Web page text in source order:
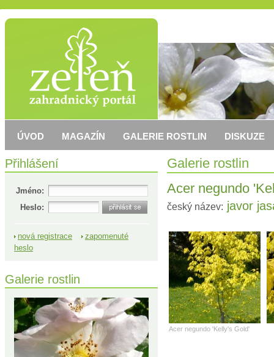
Galerie rostlin
Acer negundo
český název: javor
Acer negundo 'Kelly's Gold'
Přihlášení
Jméno:
Heslo:
nová registrace
zapomenuté
heslo
Galerie rostlin
ÚVOD MAGAZÍN GALERIE ROSTLIN DISKUZE